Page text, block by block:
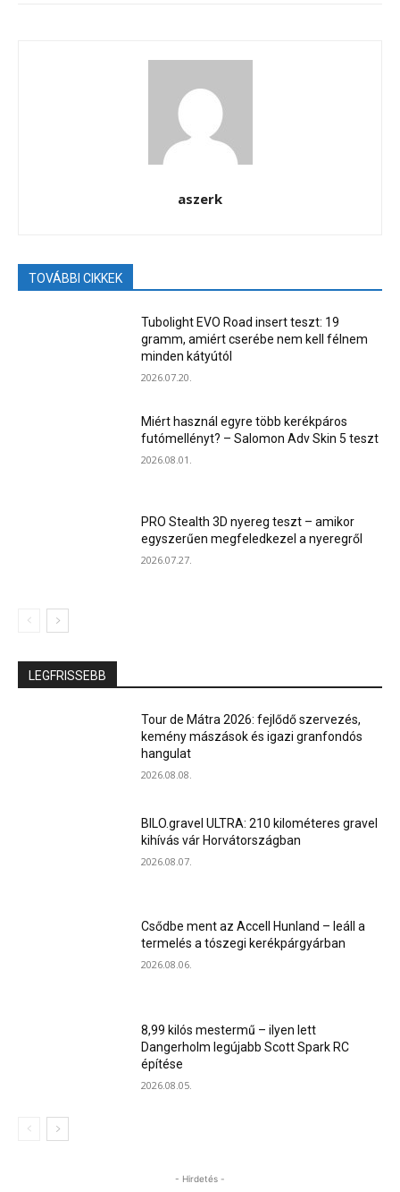
aszerk
TOVÁBBI CIKKEK
Tubolight EVO Road insert teszt: 19
gramm, amiért cserébe nem kell félnem
minden kátyútól
2026.07.20.
Miért használ egyre több kerékpáros
futómellényt? – Salomon Adv Skin 5 teszt
2026.08.01.
PRO Stealth 3D nyereg teszt – amikor
egyszerűen megfeledkezel a nyeregről
2026.07.27.
LEGFRISSEBB
Tour de Mátra 2026: fejlődő szervezés,
kemény mászások és igazi granfondós
hangulat
2026.08.08.
BILO.gravel ULTRA: 210 kilométeres gravel
kihívás vár Horvátországban
2026.08.07.
Csődbe ment az Accell Hunland – leáll a
termelés a tószegi kerékpárgyárban
2026.08.06.
8,99 kilós mestermű – ilyen lett
Dangerholm legújabb Scott Spark RC
építése
2026.08.05.
- Hirdetés -